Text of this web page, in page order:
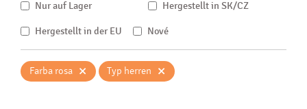
Nur auf Lager Hergestellt in SK/CZ
Hergestellt in der EU Nové
Farba rosa × Typ herren ×